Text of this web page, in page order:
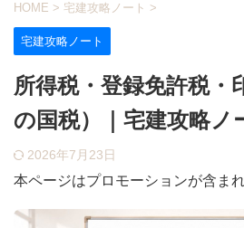
HOME > 宅建攻略ノート >
宅建攻略ノート
所得税・登録免許税・
の国税）｜宅建攻略ノ
2026年7月23日
本ページはプロモーションが含ま